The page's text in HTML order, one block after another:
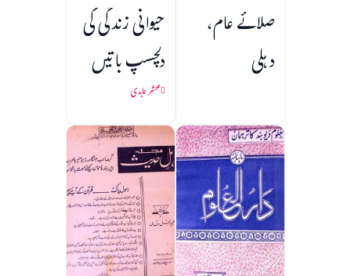
صلائے عام،
دہلی
حیوانی زندگی کی
دلچسپ باتیں
محشر عابدی